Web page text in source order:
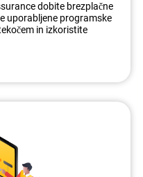
dobite brezplačne
uporabljene programske
in izkoristite